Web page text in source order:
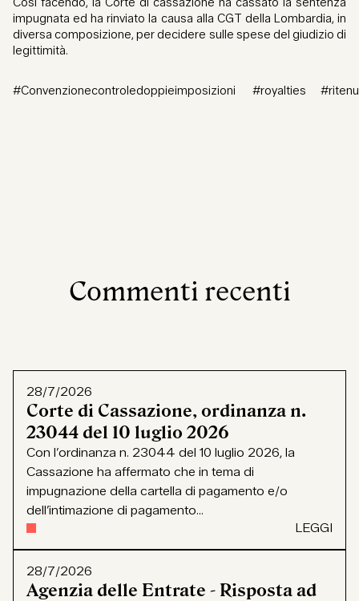
impugnata ed ha rinviato la causa alla CGT della Lombardia, in
diversa composizione, per decidere sulle spese del giudizio di
legittimità.
#Convenzionecontroledoppieimposizioni #royalties
Commenti recenti
28/7/2026
Corte di Cassazione, ordinanza n.
23044 del 10 luglio 2026
Con l’ordinanza n. 23044 del 10 luglio 2026, la
Cassazione ha affermato che in tema di
impugnazione della cartella di pagamento e/o
dell’intimazione di pagamento...
LEGGI
28/7/2026
Agenzia delle Entrate - Risposta ad